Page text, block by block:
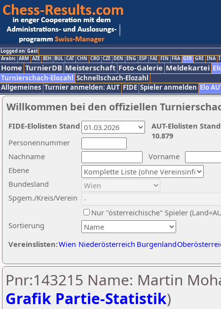
Logged on: Gast
Arabic ARM AZE BIH BUL CAT CHN CRO CZE DEN ENG ESP FAI FIN FRA GER GRE INA
Home TurnierDB Meisterschaft Foto-Galerie Meldekartei
Turnierschach-Elozahl Schnellschach-Elozahl
Allgemeines Turnier anmelden: AUT FIDE Spieler anmelden Elo
Willkommen bei den offiziellen
Nachname
Vorname
Ebene
Sortierung
Personennummer
Bundesland
Spgem./Kreis/Verein
Nur "österreichische" Spieler
Vereinslisten:Wien Niederösterreich Burgenland
AUT-Elolisten
10.879
FIDE-Elolisten Stand
Pnr:143215 Name: Martin
Grafik Partie-Statistik)